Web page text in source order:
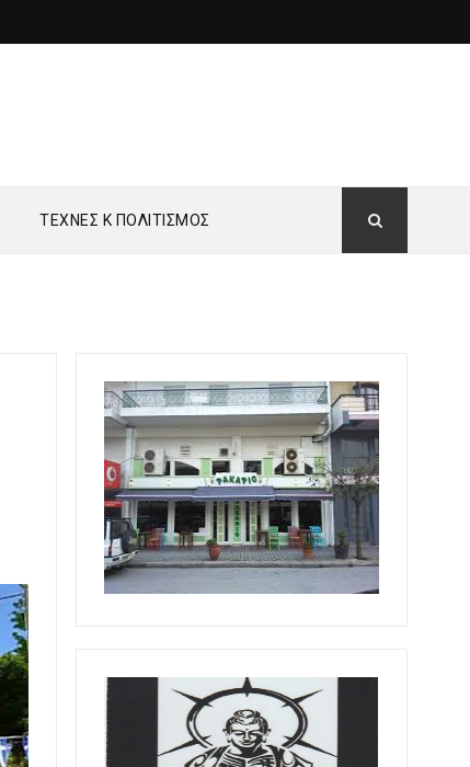
ΤΕΧΝΕΣ Κ ΠΟΛΙΤΙΣΜΟΣ